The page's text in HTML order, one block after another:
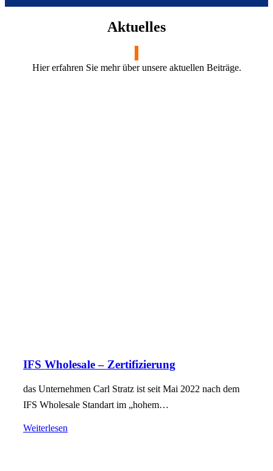
Aktuelles
Hier erfahren Sie mehr über unsere aktuellen Beiträge.
IFS Wholesale – Zertifizierung
das Unternehmen Carl Stratz ist seit Mai 2022 nach dem
IFS Wholesale Standart im „hohem…
Weiterlesen